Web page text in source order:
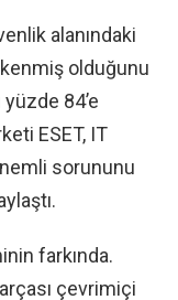
alanındaki
olduğunu
84’e
ESET, IT
sorununu
farkında.
çevrimiçi